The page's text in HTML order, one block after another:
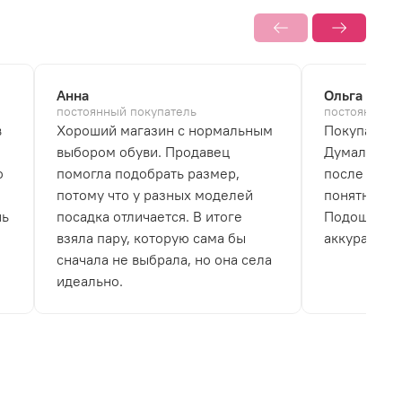
Анна
постоянный покупатель
Хороший магазин с нормальным
выбором обуви. Продавец
помогла подобрать размер,
потому что у разных моделей
посадка отличается. В итоге
взяла пару, которую сама бы
сначала не выбрала, но она села
идеально.
Ольга
постоянный
Покупала
Думала,
после
понятно,
Подошва не
аккуратно.